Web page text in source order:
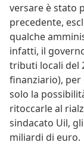
versare è stato
precedente,
qualche
infatti, il
tributi locali del
finanziario),
solo la
ritoccarle al
sindacato Uil,
miliardi di euro.